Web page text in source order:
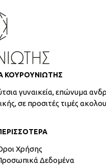
ΚΟΥΡΟΥΝΙΩΤΗΣ
γυναικεία, επώνυμα
σε προσιτές τιμές
Χρήσης
Δεδομένα